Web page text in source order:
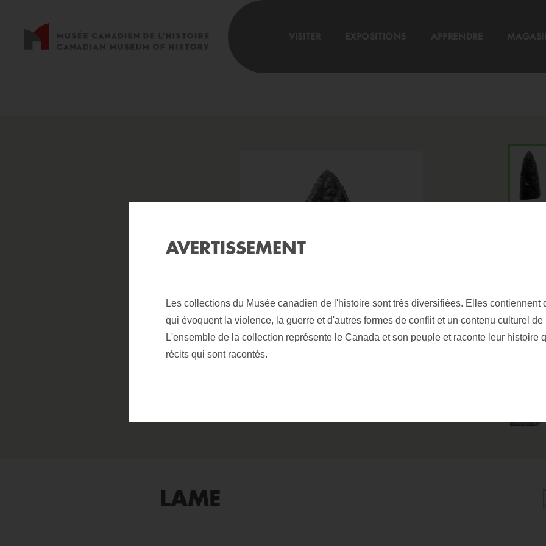
VISITER EXPOSITIONS APPRENDRE
LAME
AVERTISSEMENT
Les collections du Musée canadien de l'histoire sont très diversifiées. Elles contiennent
qui évoquent la violence, la guerre et d'autres formes de conflit et un contenu culturel de
L'ensemble de la collection représente le Canada et son peuple et raconte leur histoire
récits qui sont racontés.